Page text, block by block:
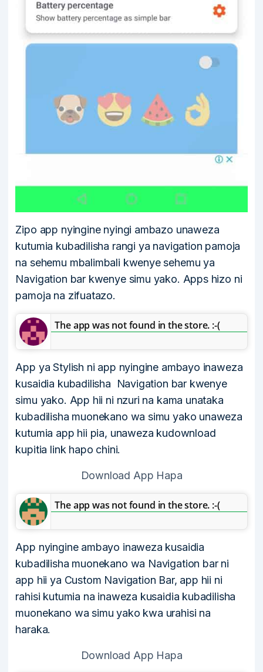
Zipo app nyingine nyingi ambazo unaweza
kutumia kubadilisha rangi ya navigation pamoja
na sehemu mbalimbali kwenye sehemu ya
Navigation bar kwenye simu yako. Apps hizo ni
pamoja na zifuatazo.
The app was not found in the store. :-(
App ya Stylish ni app nyingine ambayo inaweza
kusaidia kubadilisha Navigation bar kwenye
simu yako. App hii ni nzuri na kama unataka
kubadilisha muonekano wa simu yako unaweza
kutumia app hii pia, unaweza kudownload
kupitia link hapo chini.
Download App Hapa
The app was not found in the store. :-(
App nyingine ambayo inaweza kusaidia
kubadilisha muonekano wa Navigation bar ni
app hii ya Custom Navigation Bar, app hii ni
rahisi kutumia na inaweza kusaidia kubadilisha
muonekano wa simu yako kwa urahisi na
haraka.
Download App Hapa